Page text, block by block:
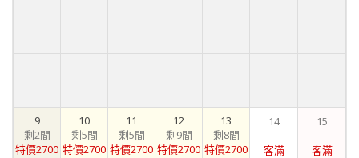
9
剩2間
特價2700
10
剩5間
特價2700
11
剩5間
特價2700
12
剩9間
特價2700
13
剩8間
特價2700
14
客滿
15
客滿